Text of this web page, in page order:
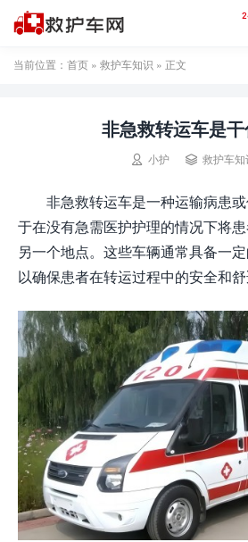
当前位置： 首页 » 救护车知识 » 正文
非急救转运车是
 小护  救护车知
非急救转运车是一种运输病患
于在没有急需医护护理的情况下将
另一个地点。这些车辆通常具备一
以确保患者在转运过程中的安全和舒